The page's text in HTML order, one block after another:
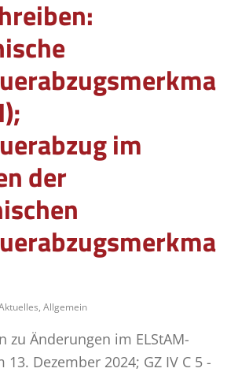
im
der
, Allgemein
zu Änderungen im ELStAM-
Dezember 2024; GZ IV C 5 -